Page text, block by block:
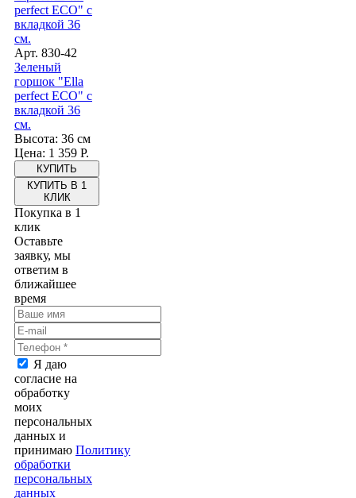
Арт. 830-42
Зеленый
горшок "Ella
perfect ECO" с
вкладкой 36
см.
Высота: 36 см
Цена: 1 359 Р.
КУПИТЬ В 1
КЛИК
Покупка в 1
клик
Оставьте
заявку, мы
ответим в
ближайшее
время
Я даю
согласие на
обработку
моих
персональных
данных и
принимаю Политику
обработки
персональных
данных